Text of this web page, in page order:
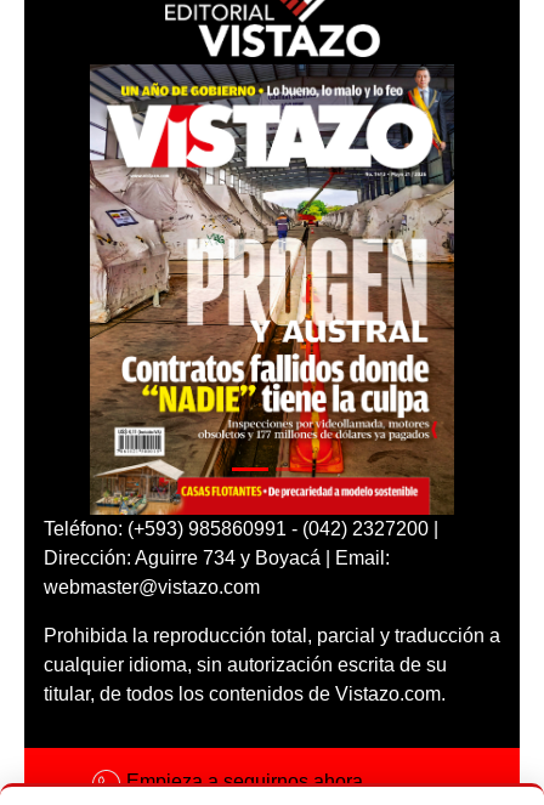
Teléfono: (+593) 985860991 - (042) 2327200 |
Dirección: Aguirre 734 y Boyacá | Email:
webmaster@vistazo.com
Prohibida la reproducción total, parcial y traducción a
cualquier idioma, sin autorización escrita de su
titular, de todos los contenidos de Vistazo.com.
Empieza a seguirnos ahora